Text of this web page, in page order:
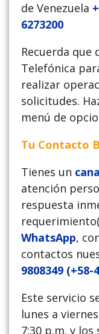
de Venezuela
6273200
Recuerda que
Telefónica
realizar
solicitudes.
menú de
Tu Contacto
Tienes un
atención
respuesta
WhatsApp,
contactos
9808349 (+58-
Este servicio
lunes a
7:30 p.m. y los